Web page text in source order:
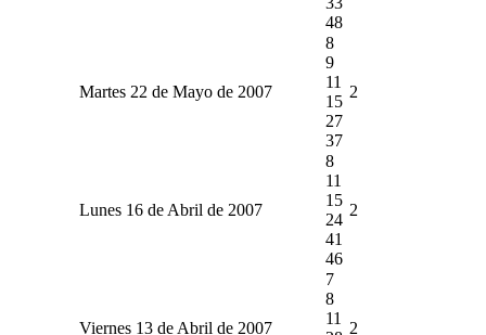
48
Martes 22 de Mayo de 2007
8
9
11
15
27
37
2
Lunes 16 de Abril de 2007
8
11
15
24
41
46
2
Viernes 13 de Abril de 2007
7
8
11
2